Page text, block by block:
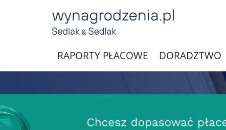
RAPORTY PŁACOWE DORADZTWO